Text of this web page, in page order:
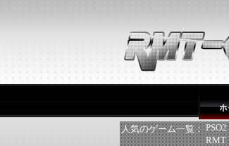
人気のゲーム一覧：
RMT